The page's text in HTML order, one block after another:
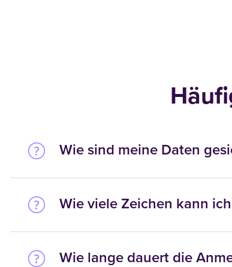
Wie sind meine Daten
Wie viele Zeichen kann
Wie lange dauert die